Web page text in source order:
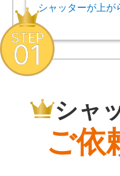
シャッターが上が
シャ
ご依
STEP
01